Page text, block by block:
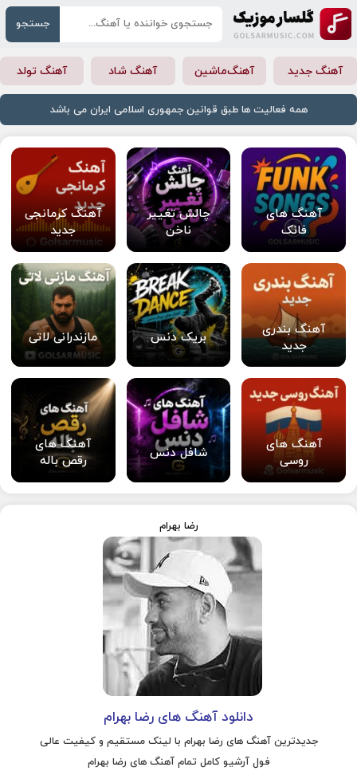
جستجو
آهنگ جدید آهنگ‌ماشین آهنگ شاد آهنگ تولد
همه فعالیت ها طبق قوانین جمهوری اسلامی ایران می باشد
آهنگ های
فانک
چالش تغییر
ناخن
آهنگ کرمانجی
جدید
آهنگ بندری
جدید
بریک دنس مازندرانی لاتی
آهنگ های
روسی
شافل دنس
آهنگ های
رقص باله
رضا بهرام
دانلود آهنگ های رضا بهرام
جدیدترین آهنگ های رضا بهرام با لینک مستقیم و کیفیت عالی
فول آرشیو کامل تمام آهنگ های رضا بهرام